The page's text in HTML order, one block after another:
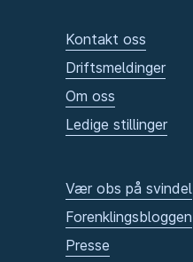
Kontakt oss
Driftsmeldinger
Om oss
Ledige stillinger
Vær obs på svindel
Forenklingsbloggen
Presse